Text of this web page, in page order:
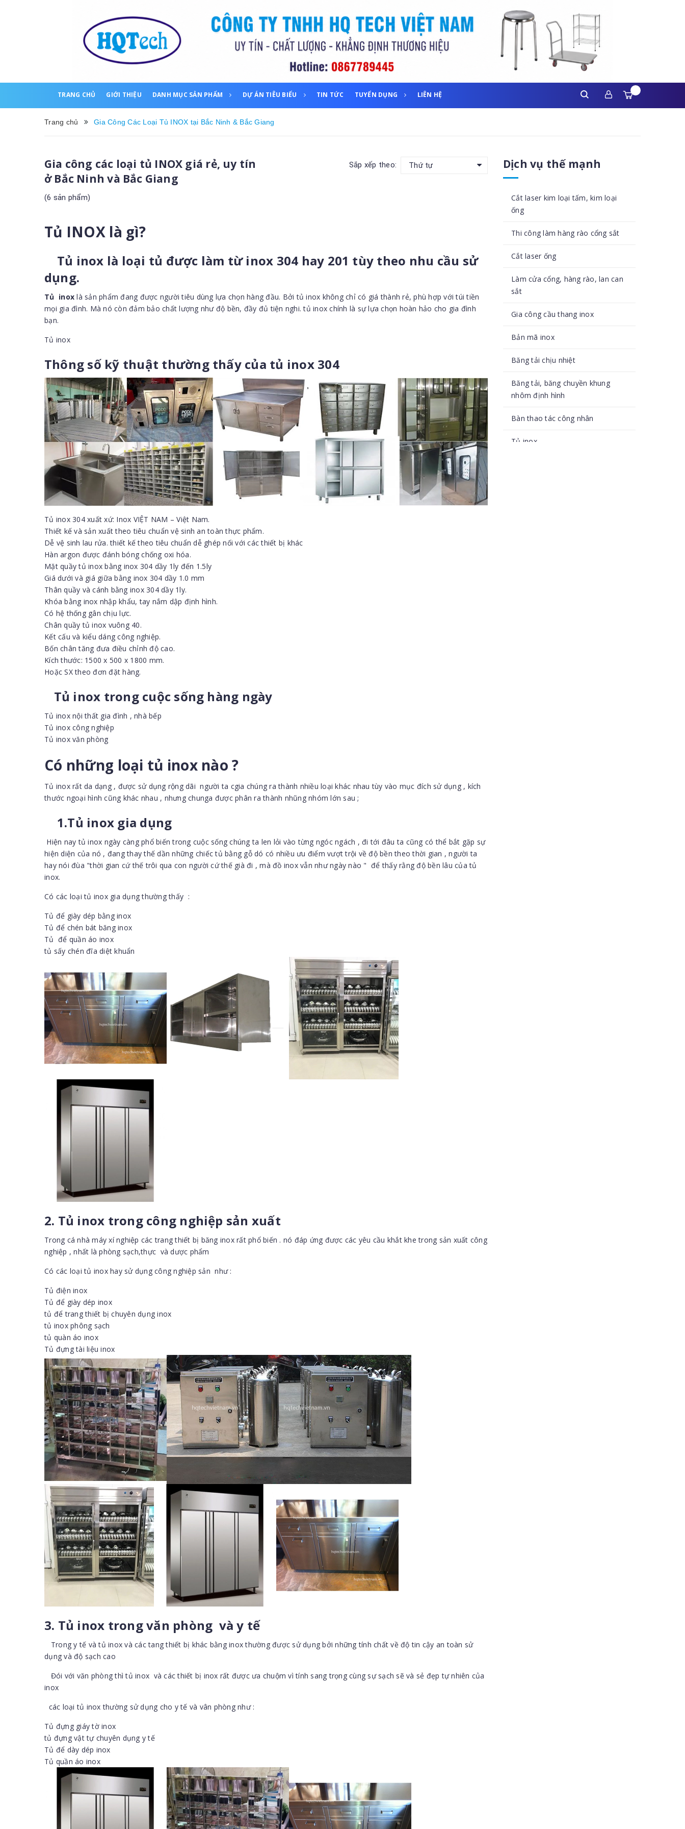
TRANG CHỦ GIỚI THIỆU DANH MỤC SẢN PHẨM DỰ ÁN TIÊU BIỂU TIN TỨC TUYỂN DỤNG LIÊN HỆ
Trang chủ Gia Công Các Loại Tủ INOX tại Bắc Ninh & Bắc Giang
Gia công các loại tủ INOX giá rẻ, uy tín
ở Bắc Ninh và Bắc Giang
(6 sản phẩm)
Sắp xếp theo: Thứ tự
Tủ INOX là gì?
Tủ inox là loại tủ được làm từ inox 304 hay 201 tùy theo nhu cầu sử
dụng.
Tủ inoxlà sản phẩm đang được người tiêu dùng lựa chọn hàng đầu. Bởi tủ inox không chỉ có giá thành rẻ, phù hợp với túi tiền
mọi gia đình. Mà nó còn đảm bảo chất lượng như độ bền, đầy đủ tiện nghi. tủ inox chính là sự lựa chọn hoàn hảo cho gia đình
bạn.
Tủ inox
Thông số kỹ thuật thường thấy của tủ inox 304
Tủ inox 304 xuất xứ: Inox VIỆT NAM – Việt Nam.
Thiết kế và sản xuất theo tiêu chuẩn vệ sinh an toàn thực phẩm.
Dễ vệ sinh lau rửa. thiết kế theo tiêu chuẩn dễ ghép nối với các thiết bị khác
Hàn argon được đánh bóng chống oxi hóa.
Mặt quầy tủ inox bằng inox 304 dầy 1ly đến 1.5ly
Giá dưới và giá giữa bằng inox 304 dầy 1.0 mm
Thân quầy và cánh bằng inox 304 dầy 1ly.
Khóa bằng inox nhập khẩu, tay nắm dập định hình.
Có hệ thống gân chịu lực.
Chân quầy tủ inox vuông 40.
Kết cấu và kiểu dáng công nghiệp.
Bốn chân tăng đưa điều chỉnh độ cao.
Kích thước: 1500 x 500 x 1800 mm.
Hoặc SX theo đơn đặt hàng.
Tủ inox trong cuộc sống hàng ngày
Tủ inox nội thất gia đình , nhà bếp
Tủ inox công nghiệp
Tủ inox văn phòng
Có những loại tủ inox nào ?
Tủ inox rất da dạng , được sử dụng rộng dãi người ta cgia chúng ra thành nhiều loại khác nhau tùy vào mục đích sử dụng , kích
thước ngoại hình cũng khác nhau , nhưng chunga được phân ra thành nhũng nhóm lớn sau ;
1.Tủ inox gia dụng
Hiện nay tủ inox ngày càng phổ biến trong cuộc sống chúng ta len lỏi vào từng ngóc ngách , đi tới đâu ta cũng có thể bắt gặp sự
hiện diện của nó , đang thay thế dần những chiếc tủ bằng gỗ dó có nhiều ưu điểm vượt trội về độ bền theo thời gian , người ta
hay nói đùa "thời gian cứ thế trôi qua con người cứ thế già đi , mà đồ inox vẫn như ngày nào " để thấy rằng độ bền lâu của tủ
inox.
Có các loại tủ inox gia dụng thường thấy :
Tủ để giày dép bằng inox
Tủ để chén bát băng inox
Tủ để quần áo inox
tủ sấy chén đĩa diệt khuẩn
2. Tủ inox trong công nghiệp sản xuất
Trong cá nhà máy xí nghiệp các trang thiết bị băng inox rất phổ biến . nó đáp ứng được các yêu cầu khắt khe trong sản xuất công
nghiệp , nhất là phòng sạch,thực và dược phẩm
Có các loại tủ inox hay sử dụng công nghiệp sản như :
Tủ điện inox
Tủ để giày dép inox
tủ để trang thiết bị chuyên dụng inox
tủ inox phông sạch
tủ quàn áo inox
Tủ đựng tài liệu inox
3. Tủ inox trong văn phòng và y tế
Trong y tế và tủ inox và các tang thiết bị khác bằng inox thường được sử dụng bởi những tính chất về độ tin cậy an toàn sử
dụng và độ sạch cao
Đói với văn phòng thì tủ inox và các thiết bị inox rất được ưa chuộm vì tính sang trọng cùng sự sạch sẽ và sẻ đẹp tự nhiên của
inox
các loại tủ inox thường sử dụng cho y tế và vân phòng như :
Tủ đựng giáy tờ inox
tủ đựng vật tự chuyên dụng y tế
Tủ để dày dép inox
Tủ quần áo inox
Dịch vụ thế mạnh
Cắt laser kim loại tấm, kim loại
ống
Thi công làm hàng rào cổng sắt
Cắt laser ống
Làm cửa cổng, hàng rào, lan can
sắt
Gia công cầu thang inox
Bản mã inox
Băng tải chịu nhiệt
Băng tải, băng chuyền khung
nhôm định hình
Bàn thao tác công nhân
Tủ inox